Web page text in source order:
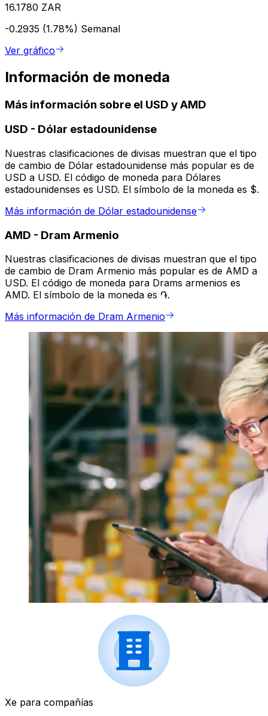
16.1780 ZAR
-0.2935 (1.78%) Semanal
Ver gráfico
Información de moneda
Más información sobre el USD y AMD
USD - Dólar estadounidense
Nuestras clasificaciones de divisas muestran que el tipo
de cambio de Dólar estadounidense más popular es de
USD a USD. El código de moneda para Dólares
estadounidenses es USD. El símbolo de la moneda es $.
Más información de Dólar estadounidense
AMD - Dram Armenio
Nuestras clasificaciones de divisas muestran que el tipo
de cambio de Dram Armenio más popular es de AMD a
USD. El código de moneda para Drams armenios es
AMD. El símbolo de la moneda es ֏.
Más información de Dram Armenio
Xe para compañías